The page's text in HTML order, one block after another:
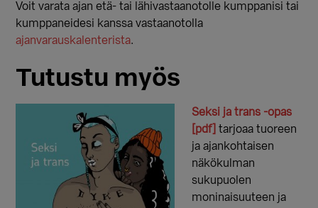
Voit varata ajan etä- tai lähivastaanotolle kumppanisi tai
kumppaneidesi kanssa vastaanotolla
ajanvarauskalenterista.
Tutustu myös
Seksi ja trans -opas
[pdf] tarjoaa tuoreen
ja ajankohtaisen
näkökulman
sukupuolen
moninaisuuteen ja